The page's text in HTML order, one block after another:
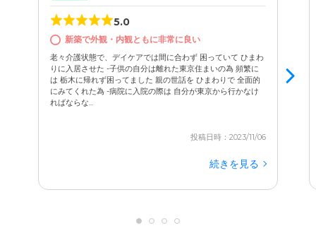
5.0
新築で外観・内観ともに非常に良い
老々介護状態で、デイケアでは間に合わず 困っていて ひまわ
りに入居させた -子供の自分は離れた東京住まいの為 頻繁に
は 栃木に帰れず困ってました 親の世話を ひまわりで 全面的
にみてくれた為 -病院に入院の際は 自分が東京から行かなけ
ればならな...
投稿日時：2023/11/06
続きを見る